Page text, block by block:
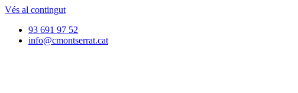
Vés al contingut
93 691 97 52
info@cmontserrat.cat